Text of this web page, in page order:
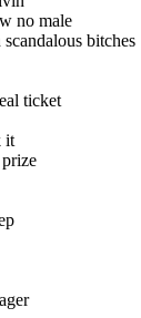
no male
bitches
ticket
it